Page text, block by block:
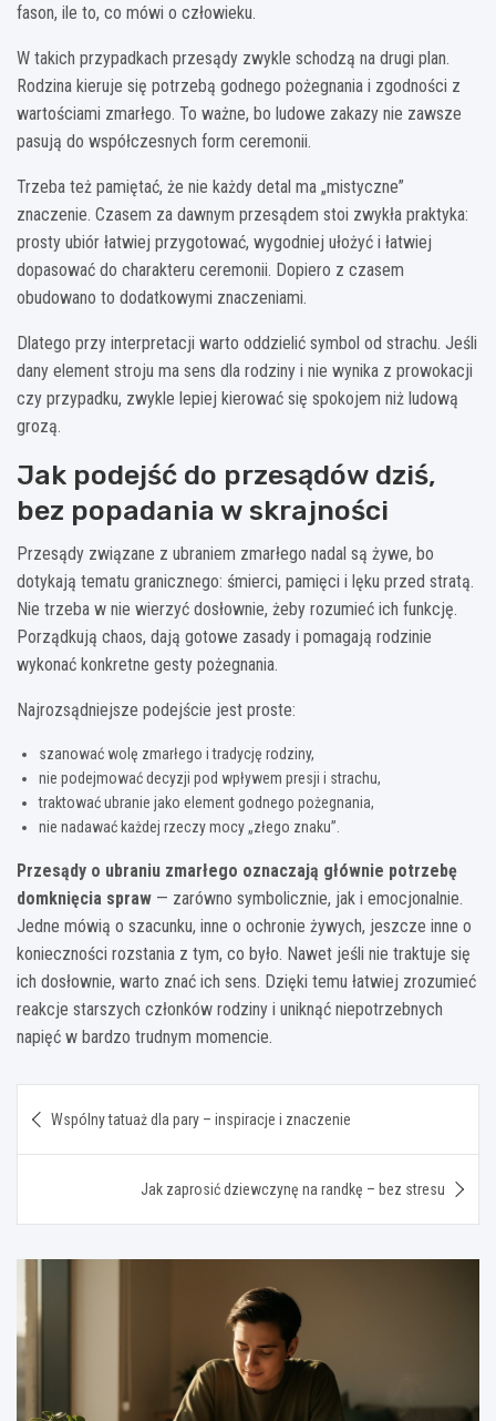
fason, ile to, co mówi o człowieku.
W takich przypadkach przesądy zwykle schodzą na drugi plan.
Rodzina kieruje się potrzebą godnego pożegnania i zgodności z
wartościami zmarłego. To ważne, bo ludowe zakazy nie zawsze
pasują do współczesnych form ceremonii.
Trzeba też pamiętać, że nie każdy detal ma „mistyczne”
znaczenie. Czasem za dawnym przesądem stoi zwykła praktyka:
prosty ubiór łatwiej przygotować, wygodniej ułożyć i łatwiej
dopasować do charakteru ceremonii. Dopiero z czasem
obudowano to dodatkowymi znaczeniami.
Dlatego przy interpretacji warto oddzielić symbol od strachu. Jeśli
dany element stroju ma sens dla rodziny i nie wynika z prowokacji
czy przypadku, zwykle lepiej kierować się spokojem niż ludową
grozą.
Jak podejść do przesądów dziś,
bez popadania w skrajności
Przesądy związane z ubraniem zmarłego nadal są żywe, bo
dotykają tematu granicznego: śmierci, pamięci i lęku przed stratą.
Nie trzeba w nie wierzyć dosłownie, żeby rozumieć ich funkcję.
Porządkują chaos, dają gotowe zasady i pomagają rodzinie
wykonać konkretne gesty pożegnania.
Najrozsądniejsze podejście jest proste:
szanować wolę zmarłego i tradycję rodziny,
nie podejmować decyzji pod wpływem presji i strachu,
traktować ubranie jako element godnego pożegnania,
nie nadawać każdej rzeczy mocy „złego znaku”.
Przesądy o ubraniu zmarłego oznaczają głównie potrzebę
domknięcia spraw — zarówno symbolicznie, jak i emocjonalnie.
Jedne mówią o szacunku, inne o ochronie żywych, jeszcze inne o
konieczności rozstania z tym, co było. Nawet jeśli nie traktuje się
ich dosłownie, warto znać ich sens. Dzięki temu łatwiej zrozumieć
reakcje starszych członków rodziny i uniknąć niepotrzebnych
napięć w bardzo trudnym momencie.
wpisu
Wspólny tatuaż dla pary – inspiracje i znaczenie
Jak zaprosić dziewczynę na randkę – bez stresu